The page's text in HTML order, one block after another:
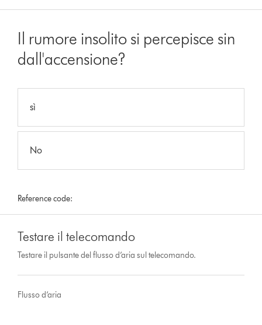
Il rumore insolito si percepisce sin
dall'accensione?
sì
No
Reference code:
Testare il telecomando
Testare il pulsante del flusso d’aria sul telecomando.
Flusso d’aria